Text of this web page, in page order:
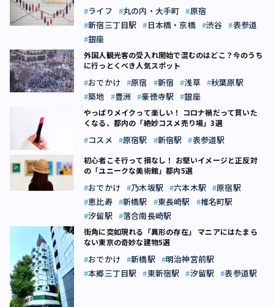
ライフ 丸の内・大手町
原宿
新宿三丁目駅
日本橋・京橋 渋谷
表参道
銀座
外国人観光客の受入れ開始で混むのはどこ？今のうち
に行っとくべき人気スポット
おでかけ 原宿 新宿 浅草
秋葉原駅
築地
豊洲 豪徳寺駅 銀座
やっぱりメイクって楽しい！ コロナ禍だって買いた
くなる、都内の「絶妙コスメ売り場」3選
コスメ 原宿駅 新宿駅 表参道駅
初心者こそ行って損なし！ お堅いイメージと正反対
の「ユニークな美術館」都内5選
おでかけ 乃木坂駅 六本木駅
原宿駅
恵比寿
新橋駅 東長崎駅
椎名町駅
汐留駅
落合南長崎駅
街角に突如現れる「異形の存在」 マニアにはたまら
ない東京の奇妙な建物5選
おでかけ 新橋駅
明治神宮前駅
本郷三丁目駅
東新宿駅 汐留駅 表参道駅